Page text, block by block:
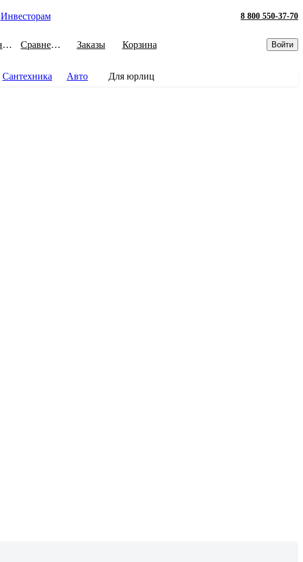
Инвесторам 8 800 550-37-70
Избранное Сравнение Заказы Корзина Войти
Сантехника Авто
Для юрлиц